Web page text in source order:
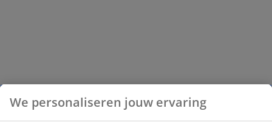
We personaliseren jouw ervaring